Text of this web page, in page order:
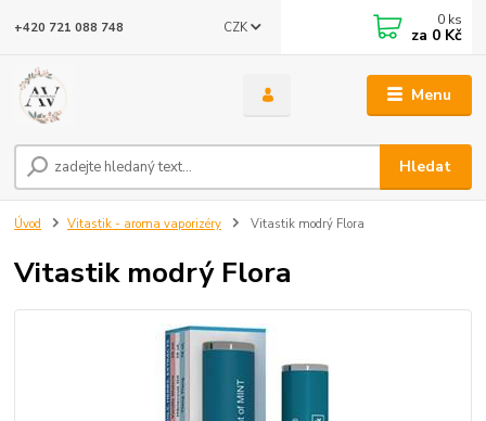
Menu
CZK
Hledat
+420 721 088 748 0 ks
za 0 Kč
Úvod Vitastik - aroma vaporizéry Vitastik modrý Flora
Vitastik modrý Flora